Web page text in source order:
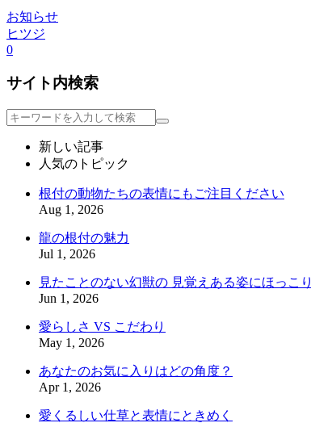
お知らせ
ヒツジ
0
サイト内検索
検
新しい記事
人気のトピック
根付の動物たちの表情にもご注目ください
Aug 1, 2026
龍の根付の魅力
Jul 1, 2026
見たことのない幻獣の 見覚えある姿にほっこり
Jun 1, 2026
愛らしさ VS こだわり
May 1, 2026
あなたのお気に入りはどの角度？
Apr 1, 2026
愛くるしい仕草と表情にときめく